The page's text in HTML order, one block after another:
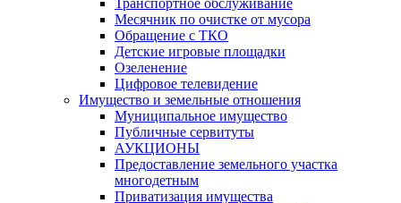
Транспортное обслуживание
Месячник по очистке от мусора
Обращение с ТКО
Детские игровые площадки
Озеленение
Цифровое телевидение
Имущество и земельные отношения
Муниципальное имущество
Публичные сервитуты
АУКЦИОНЫ
Предоставление земельного участка
многодетным
Приватизация имущества